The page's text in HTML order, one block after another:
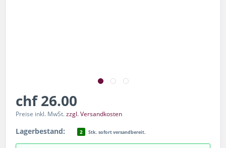
chf 26.00
Preise inkl. MwSt.zzgl. Versandkosten
Lagerbestand: 2 Stk. sofort versandbereit.